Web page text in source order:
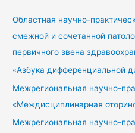
Областная научно-
смежной и сочетанной
первичного звена
«Азбука дифференциальной
Межрегиональная научно-
«Междисциплинарная
Межрегиональная научно-